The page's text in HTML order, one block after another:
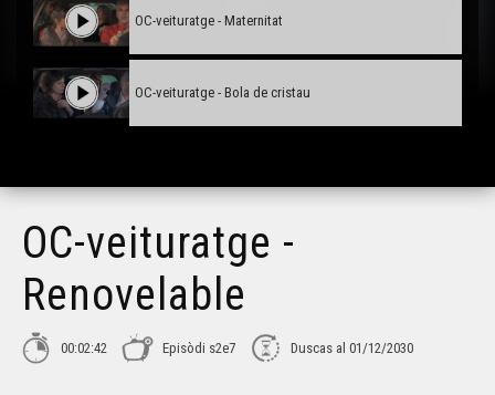
OC-veituratge - Maternitat
OC-veituratge - Bola de cristau
OC-veituratge -
Renovelable
00:02:42 Episòdi s2e7 Duscas al 01/12/2030